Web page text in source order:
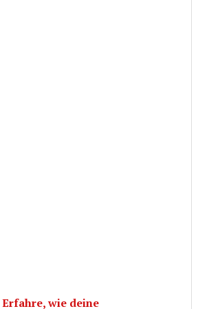
Erfahre, wie deine